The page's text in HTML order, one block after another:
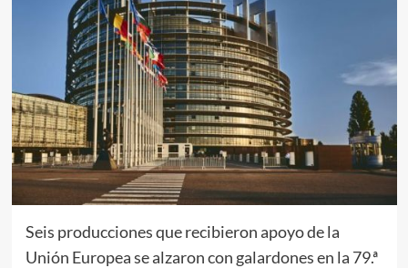
Seis producciones que recibieron apoyo de la
Unión Europea se alzaron con galardones en la 79.ª